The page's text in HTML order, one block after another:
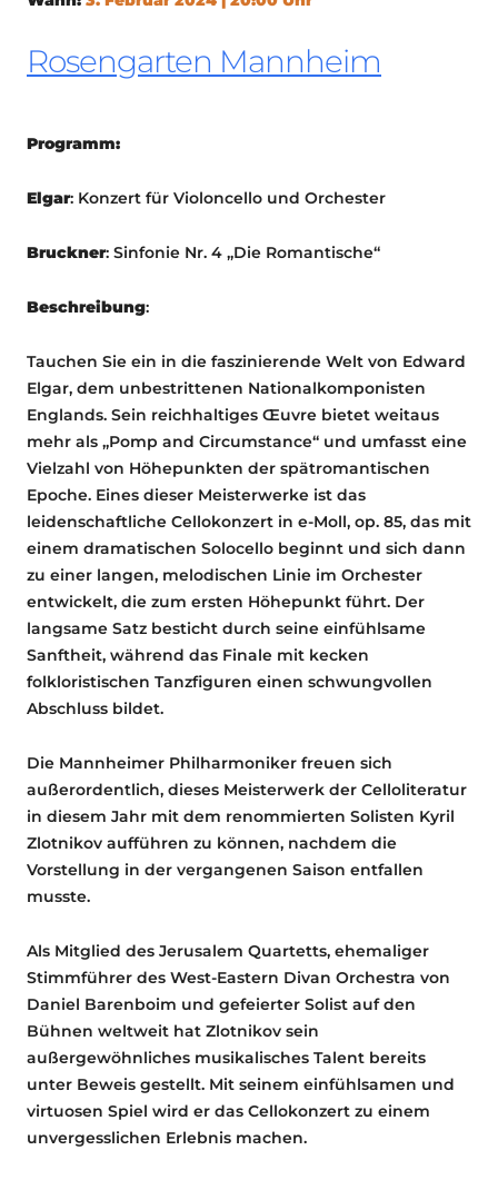
Rosengarten Mannheim
Programm:
Elgar: Konzert für Violoncello und Orchester
Bruckner: Sinfonie Nr. 4 „Die Romantische“
Beschreibung:
Tauchen Sie ein in die faszinierende Welt von Edward
Elgar, dem unbestrittenen Nationalkomponisten
Englands. Sein reichhaltiges Œuvre bietet weitaus
mehr als „Pomp and Circumstance“ und umfasst eine
Vielzahl von Höhepunkten der spätromantischen
Epoche. Eines dieser Meisterwerke ist das
leidenschaftliche Cellokonzert in e-Moll, op. 85, das mit
einem dramatischen Solocello beginnt und sich dann
zu einer langen, melodischen Linie im Orchester
entwickelt, die zum ersten Höhepunkt führt. Der
langsame Satz besticht durch seine einfühlsame
Sanftheit, während das Finale mit kecken
folkloristischen Tanzfiguren einen schwungvollen
Abschluss bildet.
Die Mannheimer Philharmoniker freuen sich
außerordentlich, dieses Meisterwerk der Celloliteratur
in diesem Jahr mit dem renommierten Solisten Kyril
Zlotnikov aufführen zu können, nachdem die
Vorstellung in der vergangenen Saison entfallen
musste.
Als Mitglied des Jerusalem Quartetts, ehemaliger
Stimmführer des West-Eastern Divan Orchestra von
Daniel Barenboim und gefeierter Solist auf den
Bühnen weltweit hat Zlotnikov sein
außergewöhnliches musikalisches Talent bereits
unter Beweis gestellt. Mit seinem einfühlsamen und
virtuosen Spiel wird er das Cellokonzert zu einem
unvergesslichen Erlebnis machen.